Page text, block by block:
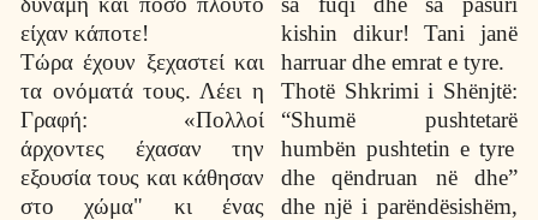
είχαν κάποτε!
Τώρα έχουν ξεχαστεί και
τα ονόματά τους. Λέει η
Γραφή: «Πολλοί
άρχοντες έχασαν την
εξουσία τους και κάθησαν
στο χώμα" κι ένας
kishin dikur! Tani janë
harruar dhe emrat e tyre.
Thotë Shkrimi i Shënjtë:
“Shumë pushtetarë
humbën pushtetin e tyre
dhe qëndruan nëdhe”
dhe një i parëndësishëm,